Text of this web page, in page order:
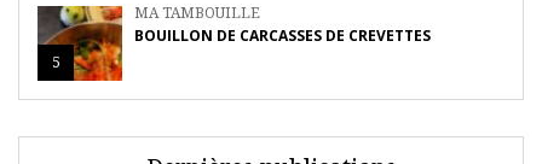
5
MA TAMBOUILLE
BOUILLON DE CARCASSES DE CREVETTES